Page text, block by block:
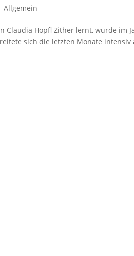
Allgemein
Claudia Höpfl Zither lernt, wurde im
sich die letzten Monate